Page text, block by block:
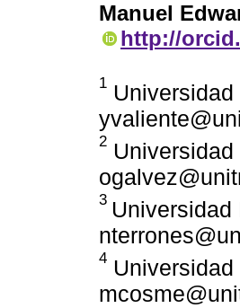
Manuel
http://
1
2
3 Universidad
4